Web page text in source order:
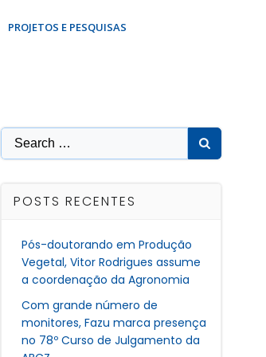
PROJETOS E PESQUISAS
Search
for:
POSTS RECENTES
Pós-doutorando em Produção
Vegetal, Vitor Rodrigues assume
a coordenação da Agronomia
Com grande número de
monitores, Fazu marca presença
no 78º Curso de Julgamento da